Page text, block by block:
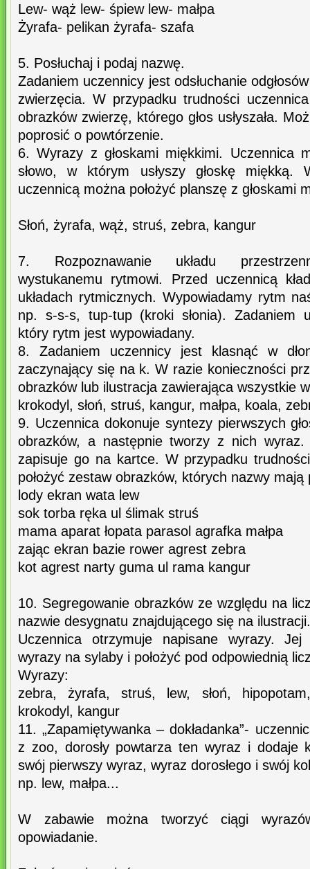
Lew- wąż lew- śpiew lew- małpa
Żyrafa- pelikan żyrafa- szafa
5. Posłuchaj i podaj nazwę.
Zadaniem uczennicy jest odsłuchanie
zwierzęcia. W przypadku trudności
obrazków zwierzę, którego głos usłyszała.
poprosić o powtórzenie.
6. Wyrazy z głoskami miękkimi. Uczennica
słowo, w którym usłyszy głoskę
uczennicą można położyć planszę z głoskami
Słoń, żyrafa, wąż, struś, zebra, kangur
7. Rozpoznawanie układu
wystukanemu rytmowi. Przed uczennicą
układach rytmicznych. Wypowiadamy rytm
np. s-s-s, tup-tup (kroki słonia). Zadaniem
który rytm jest wypowiadany.
8. Zadaniem uczennicy jest klasnąć w
zaczynający się na k. W razie konieczności
obrazków lub ilustracja zawierająca wszystkie
krokodyl, słoń, struś, kangur, małpa, koala,
9. Uczennica dokonuje syntezy pierwszych
obrazków, a następnie tworzy z nich
zapisuje go na kartce. W przypadku
położyć zestaw obrazków, których nazwy mają
lody ekran wata lew
sok torba ręka ul ślimak struś
mama aparat łopata parasol agrafka małpa
zając ekran bazie rower agrest zebra
kot agrest narty guma ul rama kangur
10. Segregowanie obrazków ze względu na
nazwie desygnatu znajdującego się na ilustracji.
Uczennica otrzymuje napisane wyrazy.
wyrazy na sylaby i położyć pod odpowiednią
Wyrazy:
zebra, żyrafa, struś, lew, słoń,
krokodyl, kangur
11. „Zapamiętywanka – dokładanka”-
z zoo, dorosły powtarza ten wyraz i dodaje
swój pierwszy wyraz, wyraz dorosłego i swój
np. lew, małpa...
W zabawie można tworzyć ciągi
opowiadanie.